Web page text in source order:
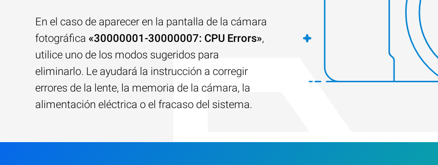
En el caso de aparecer en la pantalla de la cámara
fotográfica «30000001-30000007: CPU Errors»,
utilice uno de los modos sugeridos para
eliminarlo. Le ayudará la instrucción a corregir
errores de la lente, la memoria de la cámara, la
alimentación eléctrica o el fracaso del sistema.